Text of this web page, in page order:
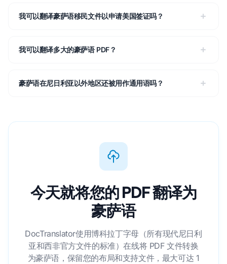
我可以翻译豪萨语移民文件以申请美国签证吗？
我可以翻译多大的豪萨语 PDF？
豪萨语在尼日利亚以外地区还被用作通用语吗？
今天就将您的 PDF 翻译为
豪萨语
DocTranslator使用博科拉丁字母（所有现代尼日利
亚和西非官方文件的标准）在线将 PDF 文件转换
为豪萨语，保留您的布局和支持文件，最大可达 1